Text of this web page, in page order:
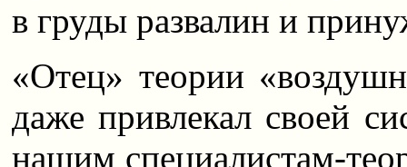
в груды развалин и
«Отец» теории
даже привлекал своей
нашим специалистам-